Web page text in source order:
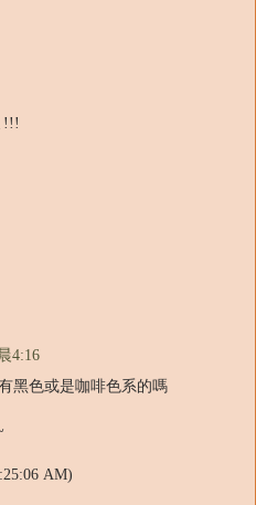
!!!
4:16
黑色或是咖啡色系的嗎
AM)